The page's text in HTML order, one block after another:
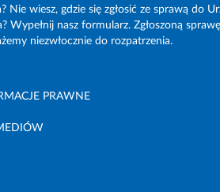
Nie wiesz, gdzie się zgłosić ze sprawą do
Wypełnij nasz formularz. Zgłoszoną sprawę
niezwłocznie do rozpatrzenia.
PRAWNE